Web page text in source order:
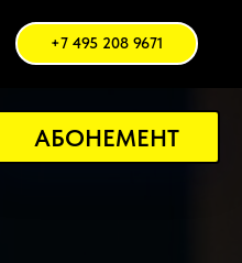
+7 495 208 9671
АБОНЕМЕНТ